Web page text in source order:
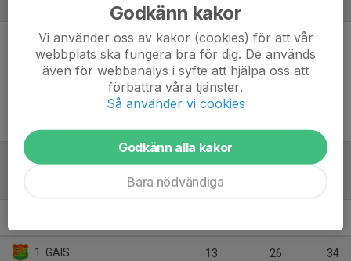
Inget referat skrivet
1. GAIS 13 26 34
Godkänn kakor
Vi använder oss av kakor (cookies) för att vår
webbplats ska fungera bra för dig. De används
även för webbanalys i syfte att hjälpa oss att
förbättra våra tjänster.
Så använder vi cookies
Godkänn alla kakor
Bara nödvändiga